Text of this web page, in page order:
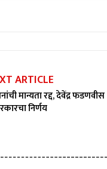
ARTICLE
मान्यता रद्द, देवेंद्र फडणवीस
निर्णय